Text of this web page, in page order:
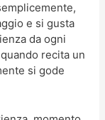
e si gusta
da ogni
recita un
si gode